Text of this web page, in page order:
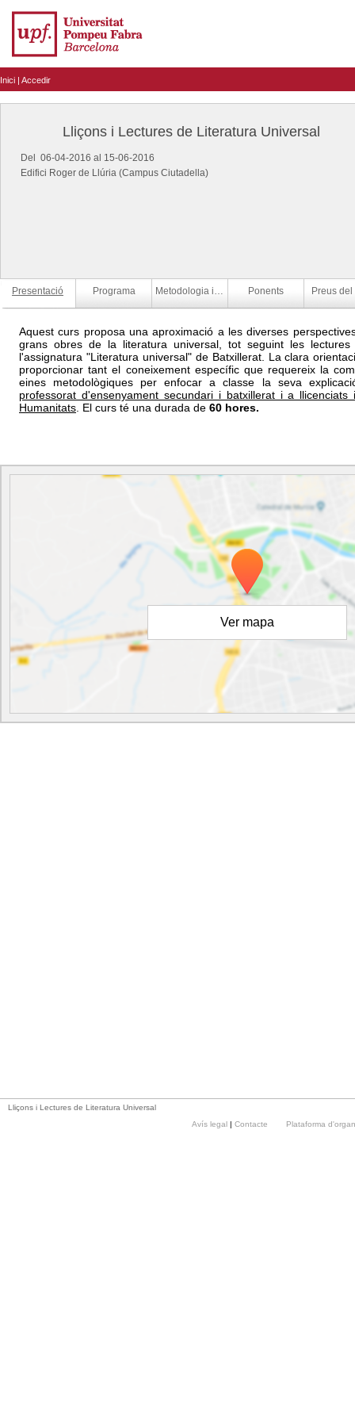
Inici | Accedir
Lliçons i Lectures de Literatura Universal
Del 06-04-2016 al 15-06-2016
Edifici Roger de Llúria (Campus Ciutadella)
Presentació Programa Metodologia i calendari Ponents Preus del
Aquest curs proposa una aproximació a les diverses
grans obres de la literatura universal, tot seguint les lectures
l'assignatura "Literatura universal" de Batxillerat. La clara
proporcionar tant el coneixement específic que requereix la
eines metodològiques per enfocar a classe la seva
professorat d'ensenyament secundari i batxillerat i a
Humanitats . El curs té una durada de 60 hores.
Ver mapa
Lliçons i Lectures de Literatura Universal
Avís legal | Contacte Plataforma